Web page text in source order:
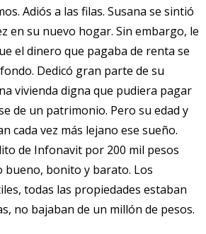
Adiós a las filas. Susana se sintió
en su nuevo hogar. Sin embargo, le
el dinero que pagaba de renta se
Dedicó gran parte de su
vivienda digna que pudiera pagar
de un patrimonio. Pero su edad y
cada vez más lejano ese sueño.
de Infonavit por 200 mil pesos
bueno, bonito y barato. Los
todas las propiedades estaban
no bajaban de un millón de pesos.